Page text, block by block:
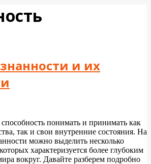
и их
понимать и принимать как
так и свои внутренние состояния. На
можно выделить несколько
характеризуется более глубоким
вокруг. Давайте разберем подробно